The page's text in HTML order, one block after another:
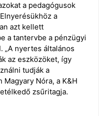
a pedagógusok
a
azt kellett
a tantervbe a pénzügyi
„A nyertes általános
az eszközöket, így
tudják a
Magyary Nóra, a K&H
zsűritagja.